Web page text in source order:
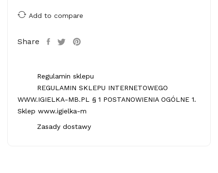
Add to compare
Share
Regulamin sklepu
REGULAMIN SKLEPU INTERNETOWEGO
WWW.IGIELKA-MB.PL § 1 POSTANOWIENIA OGÓLNE 1.
Sklep www.igielka-m
Zasady dostawy